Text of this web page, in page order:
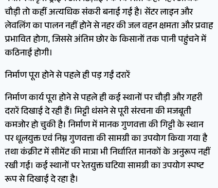
चौड़ी तो कहीं अत्यधिक संकरी बनाई गई है। सेंटर लाइन और
लेवलिंग का पालन नहीं होने से नहर की जल वहन क्षमता और प्रवाह
प्रभावित होगा, जिससे अंतिम छोर के किसानों तक पानी पहुंचने में
कठिनाई होगी।
निर्माण पूरा होने से पहले ही पड़ गईं दरारें
निर्माण कार्य पूरा होने से पहले ही कई स्थानों पर चौड़ी और गहरी
दरारें दिखाई दे रही हैं। मिट्टी धंसने से पूरी संरचना की मजबूती
कमजोर हो चुकी है। निर्माण में मानक गुणवत्ता की गिट्टी के स्थान
पर धूलयुक्त एवं निम्न गुणवत्ता की सामग्री का उपयोग किया गया है
तथा कंक्रीट में सीमेंट की मात्रा भी निर्धारित मानकों के अनुरूप नहीं
रखी गई। कई स्थानों पर रेतयुक्त घटिया सामग्री का उपयोग स्पष्ट
रूप से दिखाई दे रहा है।